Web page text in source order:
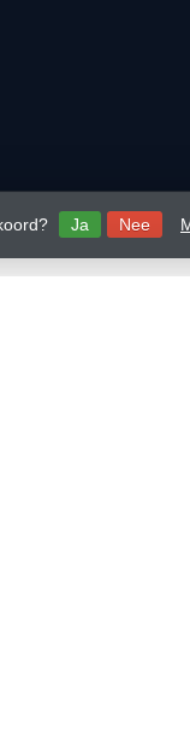
Ja Nee